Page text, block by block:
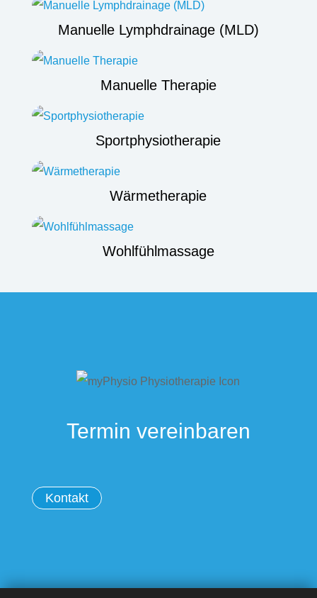
Manuelle Lymphdrainage (MLD)
Manuelle Therapie
Sportphysiotherapie
Wärmetherapie
Wohlfühlmassage
Termin vereinbaren
Kontakt